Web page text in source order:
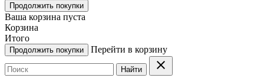
Продолжить покупки
Ваша корзина пуста
Корзина
Итого
Продолжить покупки Перейти в корзину
Найти clear